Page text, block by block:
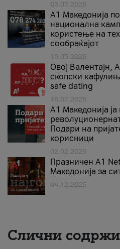
03.07.2026
A1 Македонија
национална
користење на
сообраќајот
18.05.2026
Овој Валентајн,
скопски
safe dating
16.02.2026
А1 Македонија ја
Подари на
корисници
02.02.2026
Празничен A1
Македонија за
04.12.2025
Слични